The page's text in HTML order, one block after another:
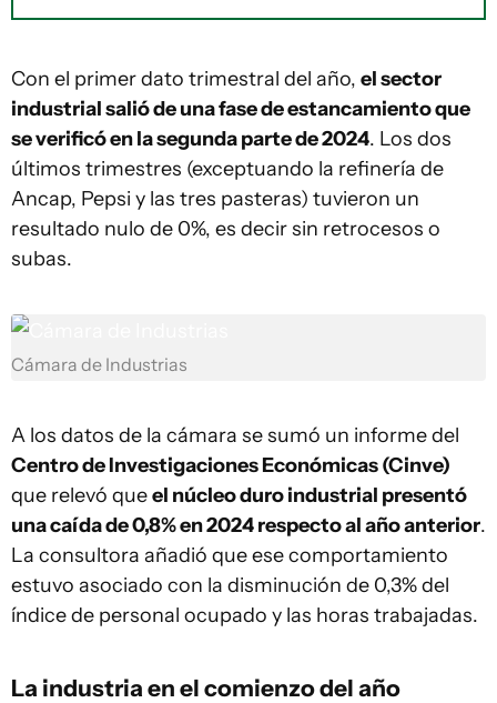
Con el primer dato trimestral del año, el sector
industrial salió de una fase de estancamiento que
se verificó en la segunda parte de 2024. Los dos
últimos trimestres (exceptuando la refinería de
Ancap, Pepsi y las tres pasteras) tuvieron un
resultado nulo de 0%, es decir sin retrocesos o
subas.
Cámara de Industrias
A los datos de la cámara se sumó un informe del
Centro de Investigaciones Económicas (Cinve)
que relevó queel núcleo duro industrial presentó
una caída de 0,8% en 2024 respecto al año anterior.
La consultora añadió que ese comportamiento
estuvo asociado con la disminución de 0,3% del
índice de personal ocupado y las horas trabajadas.
La industria en el comienzo del año